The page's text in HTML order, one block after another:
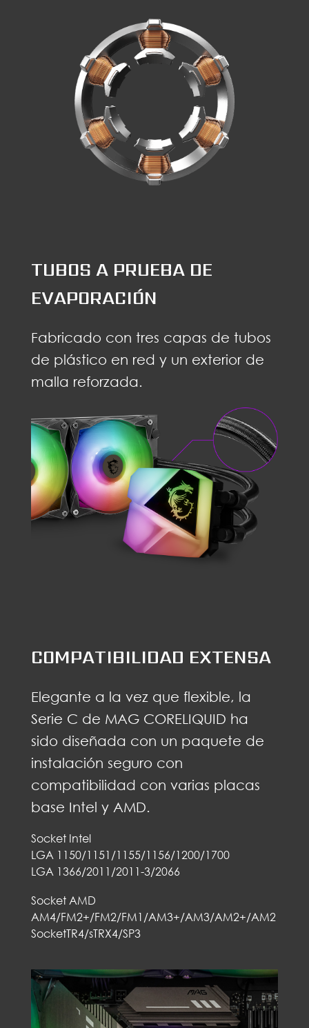
TUBOS A PRUEBA DE
EVAPORACIÓN
Fabricado con tres capas de tubos
de plástico en red y un exterior de
malla reforzada.
COMPATIBILIDAD EXTENSA
Elegante a la vez que flexible, la
Serie C de MAG CORELIQUID ha
sido diseñada con un paquete de
instalación seguro con
compatibilidad con varias placas
base Intel y AMD.
Socket Intel
LGA 1150/1151/1155/1156/1200/1700
LGA 1366/2011/2011-3/2066
Socket AMD
AM4/FM2+/FM2/FM1/AM3+/AM3/AM2+/AM2
SocketTR4/sTRX4/SP3